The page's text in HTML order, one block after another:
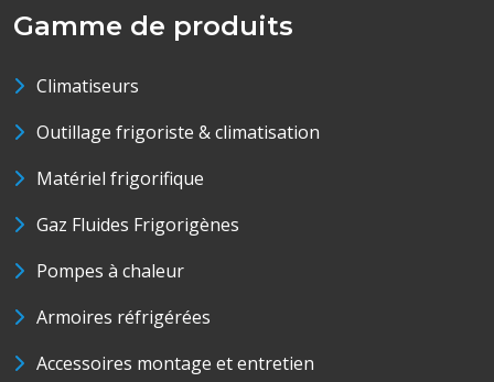
Gamme de produits
Climatiseurs
Outillage frigoriste & climatisation
Matériel frigorifique
Gaz Fluides Frigorigènes
Pompes à chaleur
Armoires réfrigérées
Accessoires montage et entretien